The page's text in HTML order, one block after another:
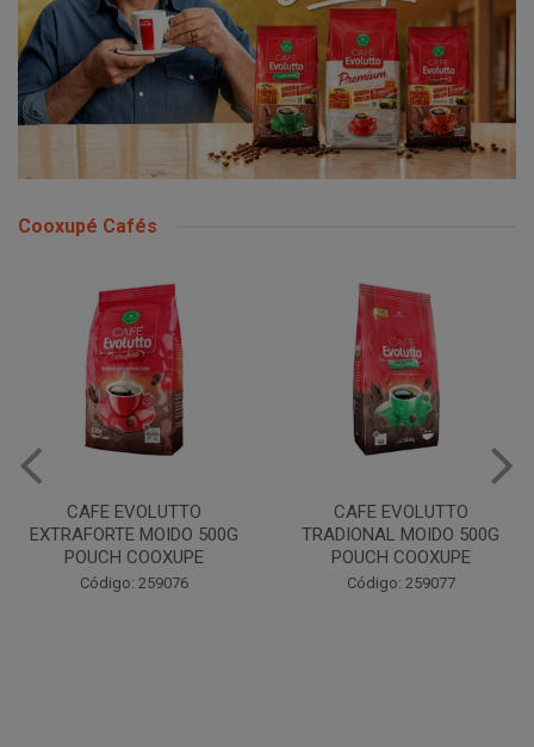
Cooxupé Cafés
CAFE EVOLUTTO
EXTRAFORTE MOIDO 500G
POUCH COOXUPE
Código: 259076
CAFE EVOLUTTO
TRADIONAL MOIDO 500G
POUCH COOXUPE
Código: 259077